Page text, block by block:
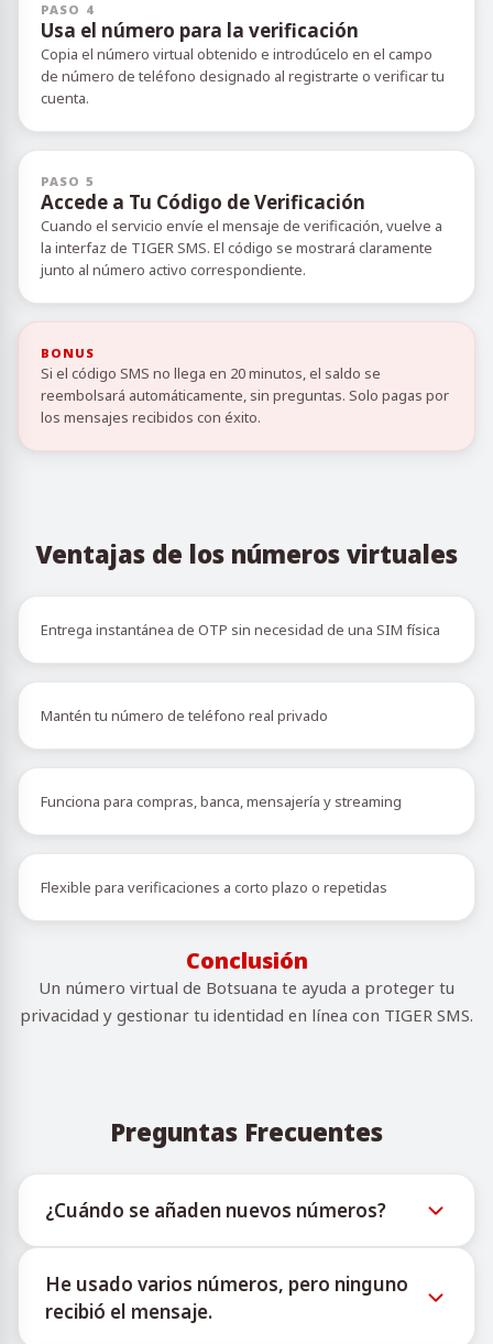
PASO 4
Usa el número para la verificación
Copia el número virtual obtenido e introdúcelo en el campo
de número de teléfono designado al registrarte o verificar tu
cuenta.
PASO 5
Accede a Tu Código de Verificación
Cuando el servicio envíe el mensaje de verificación, vuelve a
la interfaz de TIGER SMS. El código se mostrará claramente
junto al número activo correspondiente.
BONUS
Si el código SMS no llega en 20 minutos, el saldo se
reembolsará automáticamente, sin preguntas. Solo pagas por
los mensajes recibidos con éxito.
Ventajas de los números virtuales
Entrega instantánea de OTP sin necesidad de una SIM física
Mantén tu número de teléfono real privado
Funciona para compras, banca, mensajería y streaming
Flexible para verificaciones a corto plazo o repetidas
Conclusión
Un número virtual de Botsuana te ayuda a proteger tu
privacidad y gestionar tu identidad en línea con TIGER SMS.
Preguntas Frecuentes
¿Cuándo se añaden nuevos números?
números virtuales puede consultarse a través del
bot oficial de Telegram @TigerSMSofficial_bot. Este
He usado varios números, pero ninguno
recibió el mensaje.